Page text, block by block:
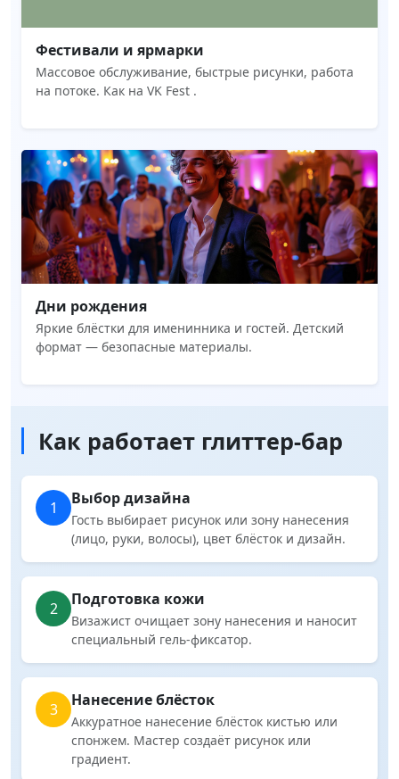
Фестивали и ярмарки
Массовое обслуживание, быстрые рисунки, работа
на потоке. Как на VK Fest .
Дни рождения
Яркие блёстки для именинника и гостей. Детский
формат — безопасные материалы.
Как работает глиттер-бар
1 Выбор дизайна
Гость выбирает рисунок или зону нанесения
(лицо, руки, волосы), цвет блёсток и дизайн.
2 Подготовка кожи
Визажист очищает зону нанесения и наносит
специальный гель-фиксатор.
3 Нанесение блёсток
Аккуратное нанесение блёсток кистью или
спонжем. Мастер создаёт рисунок или
градиент.